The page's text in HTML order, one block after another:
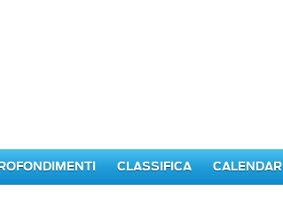
CLASSIFICA